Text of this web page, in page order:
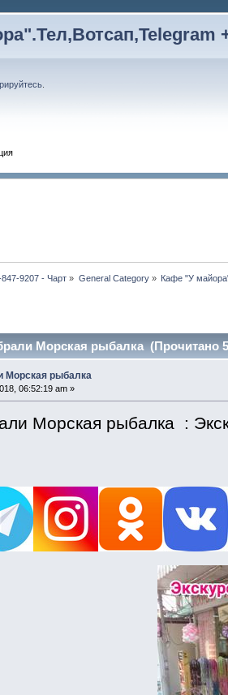
9207 - Чарт » General Category» Кафе "У
Морская рыбалка (Прочитано
Морская рыбалка
06:52:19 am »
Морская рыбалка :